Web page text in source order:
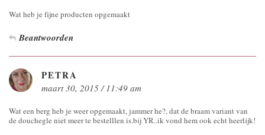
Wat heb je fijne producten opgemaakt
Beantwoorden
PETRA
maart 30, 2015 / 11:49 am
Wat een berg heb je weer opgemaakt, jammer he?, dat de braam variant van
de douchegle niet meer te bestelllen is.bij YR..ik vond hem ook echt heerlijk!